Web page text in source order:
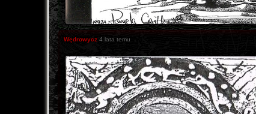
Wędrowycz 4 lata temu